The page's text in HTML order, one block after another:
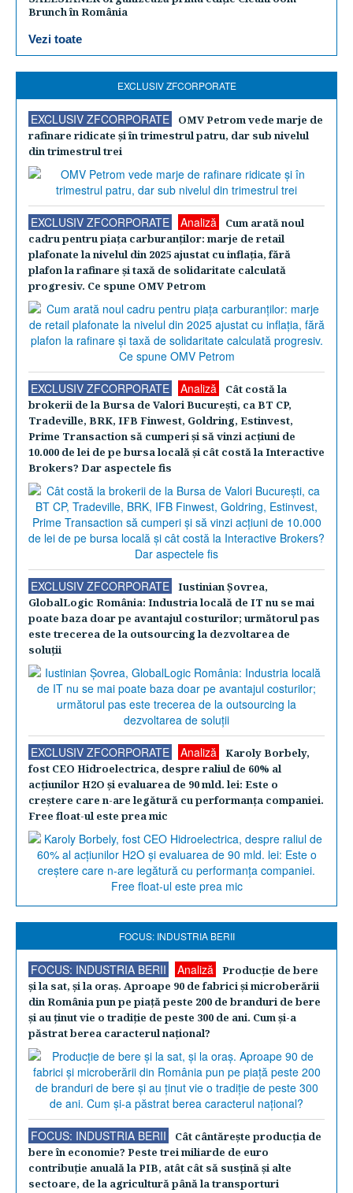
Brunch în România
Vezi toate
EXCLUSIV ZFCORPORATE
EXCLUSIV ZFCORPORATE
OMV Petrom vede marje de
rafinare ridicate şi în trimestrul patru, dar sub nivelul
din trimestrul trei
EXCLUSIV ZFCORPORATE Analiză
Cum arată noul
cadru pentru piaţa carburanţilor: marje de retail
plafonate la nivelul din 2025 ajustat cu inflaţia, fără
plafon la rafinare şi taxă de solidaritate calculată
progresiv. Ce spune OMV Petrom
EXCLUSIV ZFCORPORATE Analiză
Cât costă la
brokerii de la Bursa de Valori Bucureşti, ca BT CP,
Tradeville, BRK, IFB Finwest, Goldring, Estinvest,
Prime Transaction să cumperi şi să vinzi acţiuni de
10.000 de lei de pe bursa locală şi cât costă la Interactive
Brokers? Dar aspectele fis
EXCLUSIV ZFCORPORATE
Iustinian Şovrea,
GlobalLogic România: Industria locală de IT nu se mai
poate baza doar pe avantajul costurilor; următorul pas
este trecerea de la outsourcing la dezvoltarea de
soluţii
EXCLUSIV ZFCORPORATE Analiză
Karoly Borbely,
fost CEO Hidroelectrica, despre raliul de 60% al
acţiunilor H2O şi evaluarea de 90 mld. lei: Este o
creştere care n-are legătură cu performanţa companiei.
Free float-ul este prea mic
FOCUS: INDUSTRIA BERII
FOCUS: INDUSTRIA BERII Analiză
Producţie de bere
şi la sat, şi la oraş. Aproape 90 de fabrici şi microberării
din România pun pe piaţă peste 200 de branduri de bere
şi au ţinut vie o tradiţie de peste 300 de ani. Cum şi-a
păstrat berea caracterul naţional?
FOCUS: INDUSTRIA BERII
Cât cântăreşte producţia de
bere în economie? Peste trei miliarde de euro
contribuţie anuală la PIB, atât cât să susţină şi alte
sectoare, de la agricultură până la transporturi